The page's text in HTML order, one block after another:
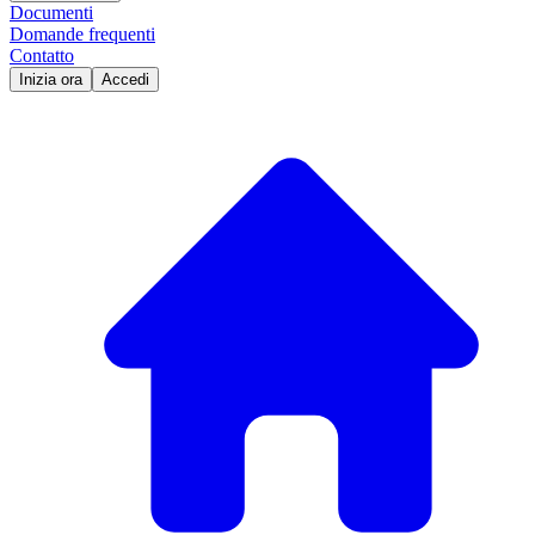
Documenti
Domande frequenti
Contatto
Inizia ora Accedi